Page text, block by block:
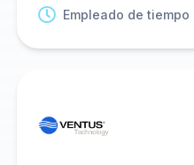
Empleado de tiempo